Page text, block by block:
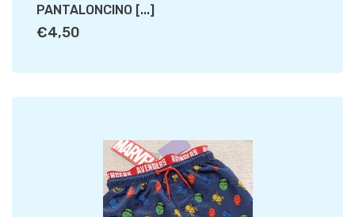
PANTALONCINO [...]
€4,50